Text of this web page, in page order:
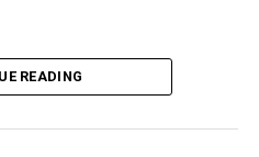
പാലിച്ച് ജീവിക്കാനുള്ള
READING